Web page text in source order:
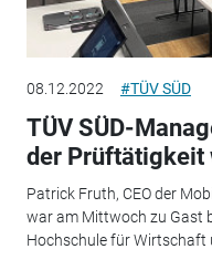
08.12.2022 #TÜV SÜD
TÜV SÜD-
der Prüftätigkeit
Patrick Fruth, CEO der
war am Mittwoch zu Gast
Hochschule für Wirtschaft